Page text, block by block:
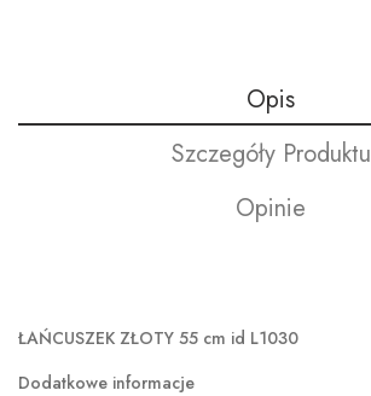
Opis
Szczegóły Produktu
Opinie
ŁAŃCUSZEK ZŁOTY 55 cm id L1030
Dodatkowe informacje